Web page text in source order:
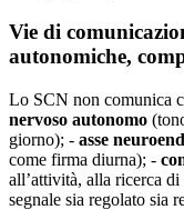
Vie di
autonomiche,
Lo SCN non comunica
nervoso autonomo
giorno); - asse
come firma diurna); -
all’attività, alla ricerca
segnale sia regolato sia